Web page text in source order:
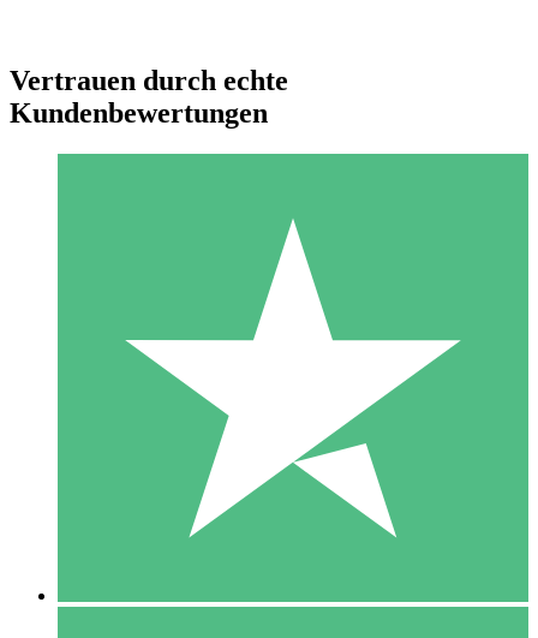
Individuelle Credit-Pakete
Zahlen Sie nach Bedarf mit Download-Credits. Keine
monatliche Verpflichtung erforderlich.
10 00
Vertrauen durch echte
Kundenbewertungen